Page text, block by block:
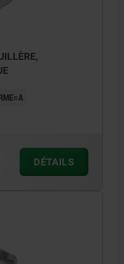
DÉTAILS